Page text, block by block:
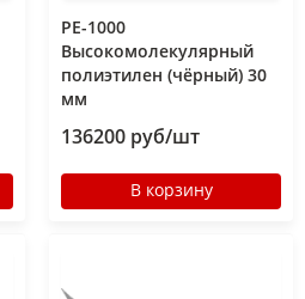
РЕ-1000
Высокомолекулярный
полиэтилен (чёрный) 30
мм
136200 руб/шт
В корзину